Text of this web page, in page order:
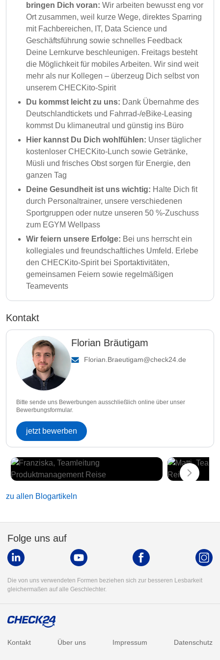
bringen Dich voran: Wir arbeiten bewusst eng vor
Ort zusammen, weil kurze Wege, direktes Sparring
mit Fachbereichen, IT, Data Science und
Geschäftsführung sowie schnelles Feedback
Deine Lernkurve beschleunigen. Freitags besteht
die Möglichkeit für mobiles Arbeiten. Wir sind weit
mehr als nur Kollegen – überzeug Dich selbst von
unserem CHECKito-Spirit
Du kommst leicht zu uns: Dank Übernahme des
Deutschlandtickets und Fahrrad-/eBike-Leasing
kommst Du klimaneutral und günstig ins Büro
Hier kannst Du Dich wohlfühlen: Unser täglicher
kostenloser CHECKito-Lunch sowie Getränke,
Müsli und frisches Obst sorgen für Energie, den
ganzen Tag
Deine Gesundheit ist uns wichtig: Halte Dich fit
durch Personaltrainer, unsere verschiedenen
Sportgruppen oder nutze unseren 50 %-Zuschuss
zum EGYM Wellpass
Wir feiern unsere Erfolge: Bei uns herrscht ein
kollegiales und freundschaftliches Umfeld. Erlebe
den CHECKito-Spirit bei Sportaktivitäten,
gemeinsamen Feiern sowie regelmäßigen
Teamevents
Kontakt
Florian Bräutigam
Florian.Braeutigam@check24.de
Bitte sende uns Bewerbungen ausschließlich online über unser
Bewerbungsformular.
jetzt bewerben
zu allen Blogartikeln
Folge uns auf
Die von uns verwendeten Formen beziehen sich zur besseren Lesbarkeit
gleichermaßen auf alle Geschlechter.
Kontakt Über uns Impressum Datenschutz